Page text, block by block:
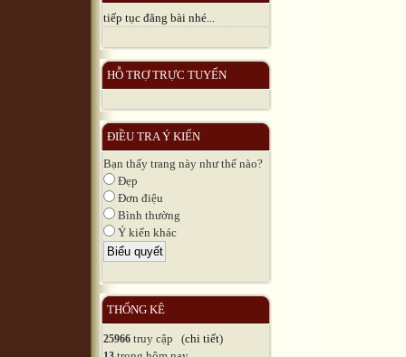
tiếp tục đăng bài nhé...
HỖ TRỢ TRỰC TUYẾN
ĐIỀU TRA Ý KIẾN
Bạn thấy trang này như thế nào?
Đẹp
Đơn điệu
Bình thường
Ý kiến khác
THỐNG KÊ
25966 truy cập (chi tiết)